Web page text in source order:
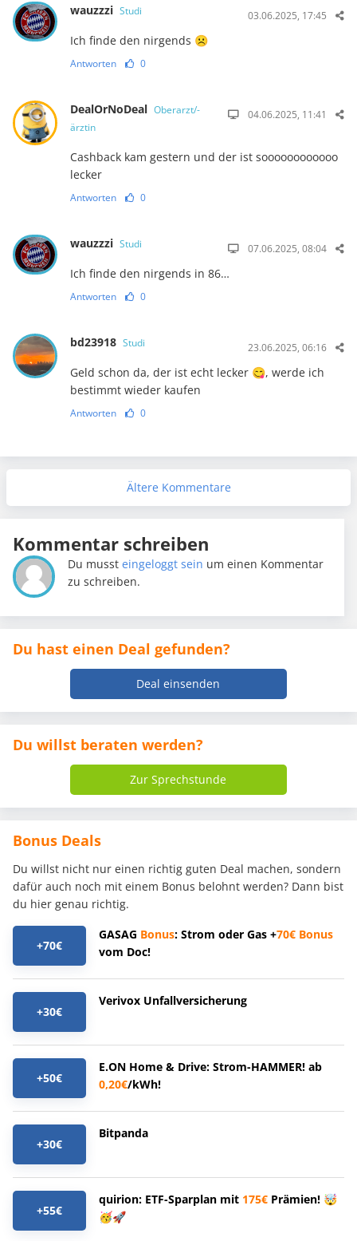
wauzzzi Studi 03.06.2025, 17:45
Ich finde den nirgends ☹️
Antworten 0
DealOrNoDeal Oberarzt/-
ärztin
04.06.2025, 11:41
Cashback kam gestern und der ist soooooooooooo
lecker
Antworten 0
wauzzzi Studi 07.06.2025, 08:04
Ich finde den nirgends in 86…
Antworten 0
bd23918 Studi 23.06.2025, 06:16
Geld schon da, der ist echt lecker 😋, werde ich
bestimmt wieder kaufen
Antworten 0
Ältere Kommentare
Kommentar schreiben
Du mussteingeloggt sein um einen Kommentar
zu schreiben.
Du hast einen Deal gefunden?
Deal einsenden
Du willst beraten werden?
Zur Sprechstunde
Bonus Deals
Du willst nicht nur einen richtig guten Deal machen, sondern
dafür auch noch mit einem Bonus belohnt werden? Dann bist
du hier genau richtig.
+70€
GASAG Bonus: Strom oder Gas +70€ Bonus
vom Doc!
+30€
Verivox Unfallversicherung
+50€
E.ON Home & Drive: Strom-HAMMER! ab
0,20€/kWh!
+30€
Bitpanda
+55€
quirion: ETF-Sparplan mit 175€ Prämien! 🤯
🥳🚀